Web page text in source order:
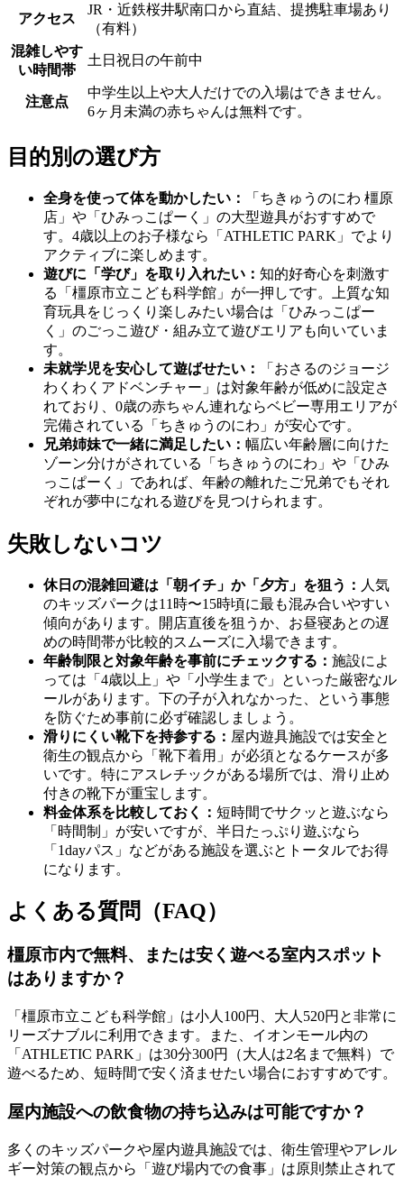
アクセス
JR・近鉄桜井駅南口から直結、提携駐車場あり
（有料）
混雑しやす
い時間帯
土日祝日の午前中
注意点
中学生以上や大人だけでの入場はできません。
6ヶ月未満の赤ちゃんは無料です。
目的別の選び方
全身を使って体を動かしたい：
「ちきゅうのにわ 橿原
店」や「ひみっこぱーく」の大型遊具がおすすめで
す。4歳以上のお子様なら「ATHLETIC PARK」でより
アクティブに楽しめます。
遊びに「学び」を取り入れたい： 知的好奇心を刺激す
る「橿原市立こども科学館」が一押しです。上質な知
育玩具をじっくり楽しみたい場合は「ひみっこぱー
く」のごっこ遊び・組み立て遊びエリアも向いていま
す。
未就学児を安心して遊ばせたい：
「おさるのジョージ
わくわくアドベンチャー」は対象年齢が低めに設定さ
れており、0歳の赤ちゃん連れならベビー専用エリアが
完備されている「ちきゅうのにわ」が安心です。
兄弟姉妹で一緒に満足したい： 幅広い年齢層に向けた
ゾーン分けがされている「ちきゅうのにわ」や「ひみ
っこぱーく」であれば、年齢の離れたご兄弟でもそれ
ぞれが夢中になれる遊びを見つけられます。
失敗しないコツ
休日の混雑回避は「朝イチ」か「夕方」を狙う： 人気
のキッズパークは11時〜15時頃に最も混み合いやすい
傾向があります。開店直後を狙うか、お昼寝あとの遅
めの時間帯が比較的スムーズに入場できます。
年齢制限と対象年齢を事前にチェックする： 施設によ
っては「4歳以上」や「小学生まで」といった厳密なル
ールがあります。下の子が入れなかった、という事態
を防ぐため事前に必ず確認しましょう。
滑りにくい靴下を持参する： 屋内遊具施設では安全と
衛生の観点から「靴下着用」が必須となるケースが多
いです。特にアスレチックがある場所では、滑り止め
付きの靴下が重宝します。
料金体系を比較しておく： 短時間でサクッと遊ぶなら
「時間制」が安いですが、半日たっぷり遊ぶなら
「1dayパス」などがある施設を選ぶとトータルでお得
になります。
よくある質問（FAQ）
橿原市内で無料、または安く遊べる室内スポット
はありますか？
「橿原市立こども科学館」は小人100円、大人520円と非常に
リーズナブルに利用できます。また、イオンモール内の
「ATHLETIC PARK」は30分300円（大人は2名まで無料）で
遊べるため、短時間で安く済ませたい場合におすすめです。
屋内施設への飲食物の持ち込みは可能ですか？
多くのキッズパークや屋内遊具施設では、衛生管理やアレル
ギー対策の観点から「遊び場内での食事」は原則禁止されて